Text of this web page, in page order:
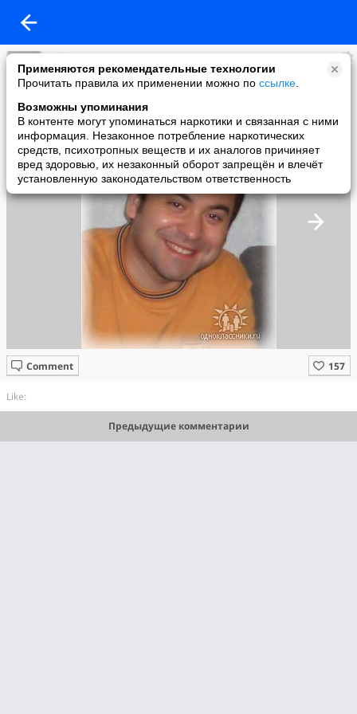
Применяются рекомендательные технологии
Прочитать правила их применении можно по ссылке
Возможны упоминания
В контенте могут упоминаться наркотики и связанная с ними
информация. Незаконное потребление наркотических
средств, психотропных веществ и их аналогов причиняет
вред здоровью, их незаконный оборот запрещён и влечёт
установленную законодательством ответственность
yellow
added a photo
13 Feb в 23:34
Comment
Like:
Предыдущие комментарии